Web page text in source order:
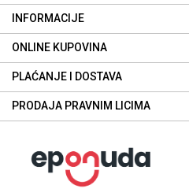
INFORMACIJE
ONLINE KUPOVINA
PLAĆANJE I DOSTAVA
PRODAJA PRAVNIM LICIMA